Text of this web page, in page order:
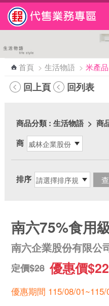
跳到主要內容區塊
首頁 > 生活物語 > 米產品
回上頁 回列表
商品分類: 生活物語 > 商
商
排序
南六75%食用
南六企業股份有限公
定價$28 優惠價$22
優惠期間 115/08/01~115/